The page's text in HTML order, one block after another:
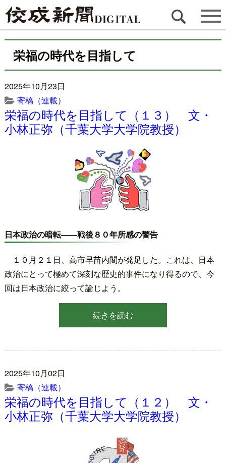
栄福の時代を目指して
2025年10月23日
寄稿（連載）
栄福の時代を目指して（１３） 文・
小林正弥（千葉大学大学院教授）
日本政治の暗転――戦後８０年所感の警告
１０月２１日、高市早苗内閣が発足した。これは、日本
政治にとって極めて深刻な歴史的事件になり得るので、今
回は日本政治に絞って論じよう。
続きを読む
2025年10月02日
寄稿（連載）
栄福の時代を目指して（１２） 文・
小林正弥（千葉大学大学院教授）